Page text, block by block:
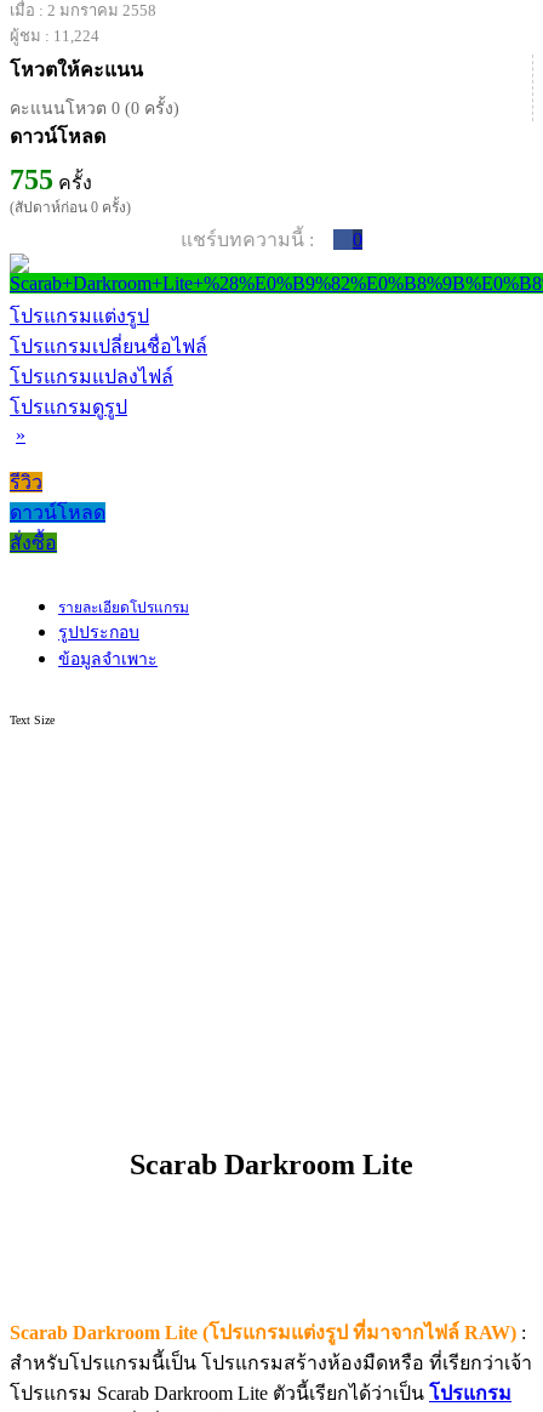
เมื่อ : 2 มกราคม 2558
ผู้ชม : 11,224
โหวตให้คะแนน
คะแนนโหวต 0 (0 ครั้ง)
ดาวน์โหลด
755 ครั้ง
(สัปดาห์ก่อน 0 ครั้ง)
แชร์บทความนี้ : 0
โปรแกรมแต่งรูป
โปรแกรมเปลี่ยนชื่อไฟล์
โปรแกรมแปลงไฟล์
โปรแกรมดูรูป
»
รีวิว
ดาวน์โหลด
สั่งซื้อ
รายละเอียดโปรแกรม
รูปประกอบ
ข้อมูลจำเพาะ
Text Size
Scarab Darkroom Lite
Scarab Darkroom Lite (โปรแกรมแต่งรูป ที่มาจากไฟล์ RAW) :
สำหรับโปรแกรมนี้เป็น โปรแกรมสร้างห้องมืดหรือ ที่เรียกว่าเจ้า
โปรแกรม Scarab Darkroom Lite ตัวนี้เรียกได้ว่าเป็น โปรแกรม